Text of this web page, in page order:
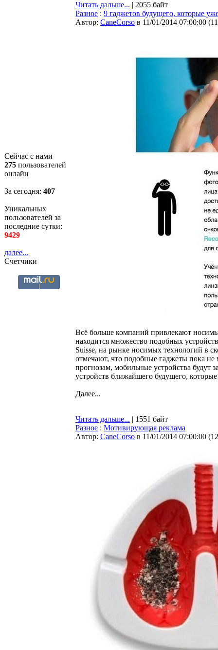
Сейчас с нами
275 пользователей
онлайн
За сегодня: 407
Уникальных
пользователей за
последние сутки:
9429
далее...
Счетчики
Читать дальше... | 2055 байт
Разное : 9 гаджетов будущего, которые
Автор: CaneCorso в 11/01/2014 07:00:00 (
Всё больше компаний привлекают
находится множество подобных
Suisse, на рынке носимых технологий в
отмечают, что подобные гаджеты пока не
прогнозам, мобильные устройства
устройств ближайшего будущего,
Далее...
Читать дальше... | 1551 байт
Разное : Мотивирующая реклама
Автор: CaneCorso в 11/01/2014 07:00:00 (